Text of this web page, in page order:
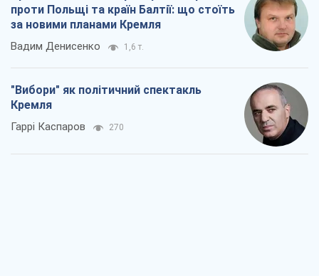
проти Польщі та країн Балтії: що стоїть
за новими планами Кремля
Вадим Денисенко 1,6 т.
"Вибори" як політичний спектакль
Кремля
Гаррі Каспаров 270